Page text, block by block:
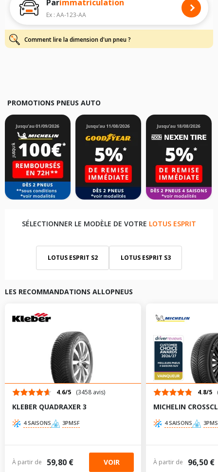
Pour cela, veuillez sélectionner le modèle de votre véhicule ci-dessous :
Les résultats de votre recherche sont donnés à titre indicatif. Il est
fortement recommandé de vérifier en amont la dimension des pneus
montés sur votre véhicule, sans oublier les indices de charge et de
vitesse, indispensables pour que votre dimension soit complète.
Parimmatriculation
Ex : AA-123-AA
Comment lire la dimension d'un pneu ?
PROMOTIONS PNEUS AUTO
SÉLECTIONNER LE MODÈLE DE VOTRE LOTUS ESPRIT
LOTUS ESPRIT S2 LOTUS ESPRIT S3
LES RECOMMANDATIONS ALLOPNEUS
4.6/5 (3458 avis)
KLEBER QUADRAXER 3
4 SAISONS 3PMSF
À partir de 59,80 € VOIR
4.8/5
MICHELIN
4 SAISONS
À partir de 96,50 €